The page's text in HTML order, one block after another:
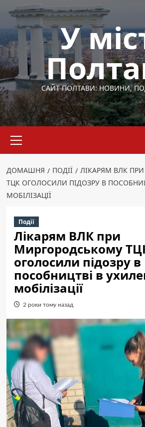
Перейти
вмісту
У
САЙТ ПОЛТАВИ: НОВИНИ,
меню
ДОМАШНЯ ПОДІЇ
ЛІКАРЯМ ВЛК
ТЦК ОГОЛОСИЛИ ПІДОЗРУ В
МОБІЛІЗАЦІЇ
Події
Лікарям ВЛК при
Миргородському
оголосили підозру в
пособництві в
мобілізації
2 роки тому назад